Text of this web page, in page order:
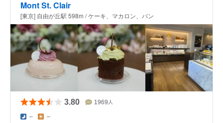
Mont St. Clair
[東京] 自由が丘駅 598m / ケーキ、マカロン、パン
3.80 1969 人
– –